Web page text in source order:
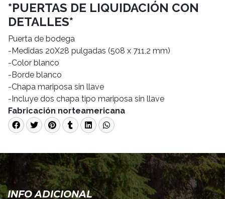
*PUERTAS DE LIQUIDACIÓN CON
DETALLES*
Puerta de bodega
-Medidas 20X28 pulgadas (508 x 711,2 mm)
-Color blanco
-Borde blanco
-Chapa mariposa sin llave
-Incluye dos chapa tipo mariposa sin llave
Fabricación norteamericana
INFO ADICIONAL